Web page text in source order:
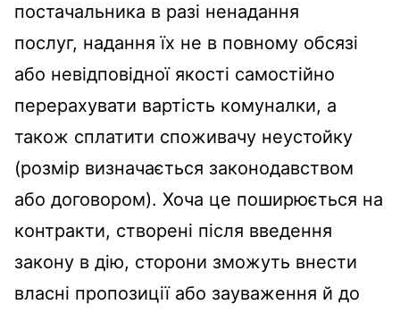
постачальника в разі ненадання
послуг, надання їх не в повному обсязі
або невідповідної якості самостійно
перерахувати вартість комуналки, а
також сплатити споживачу неустойку
(розмір визначається законодавством
або договором). Хоча це поширюється на
контракти, створені після введення
закону в дію, сторони зможуть внести
власні пропозиції або зауваження й до